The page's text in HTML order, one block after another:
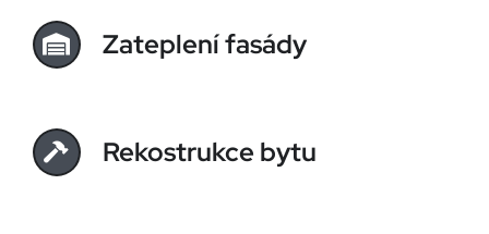
Zateplení fasády
Rekostrukce bytu